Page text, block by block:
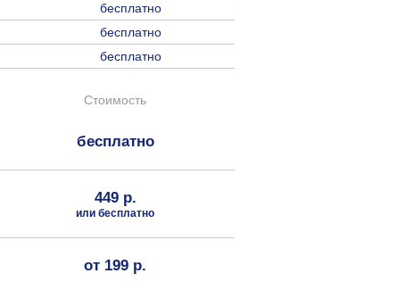
бесплатно
бесплатно
бесплатно
Стоимость
бесплатно
449 р.
или бесплатно
от 199 р.